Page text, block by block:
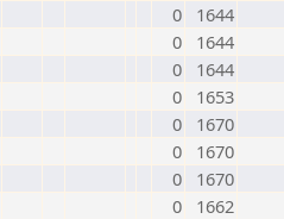
0
1644
0
1644
0
1644
0
1653
0
1670
0
1670
0
1670
0
1662